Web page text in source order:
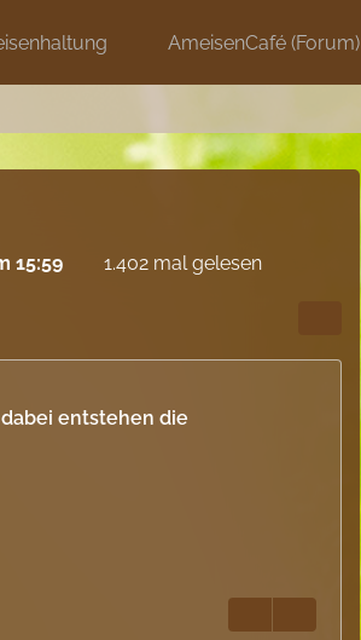
AmeisenCafé (Forum)
15:59 1.402 mal gelesen
entstehen die